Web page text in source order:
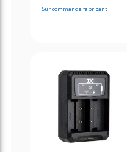
Sur commande fabricant